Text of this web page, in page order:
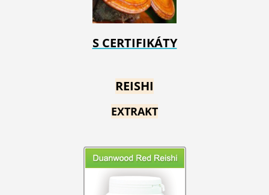
S CERTIFIKÁTY
REISHI
EXTRAKT